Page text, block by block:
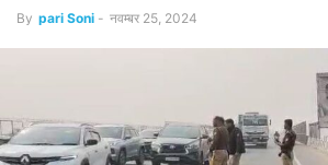
By pari Soni - नवम्बर 25, 2024